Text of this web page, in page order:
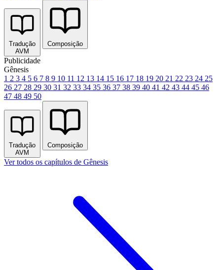
Tradução
AVM
Composição
Publicidade
Gênesis
1 2 3 4 5 6 7 8 9 10 11 12 13 14 15 16 17 18 19 20 21 22 23 24 25
26 27 28 29 30 31 32 33 34 35 36 37 38 39 40 41 42 43 44 45 46
47 48 49 50
Tradução
AVM
Composição
Ver todos os capítulos de Gênesis